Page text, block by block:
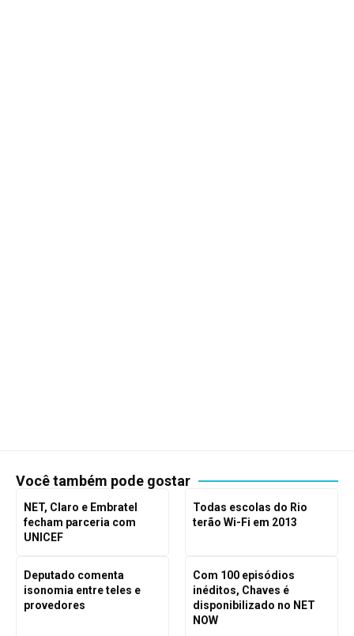
Você também pode gostar
NET, Claro e Embratel
fecham parceria com
UNICEF
Todas escolas do Rio
terão Wi-Fi em 2013
Deputado comenta
isonomia entre teles e
provedores
Com 100 episódios
inéditos, Chaves é
disponibilizado no NET
NOW